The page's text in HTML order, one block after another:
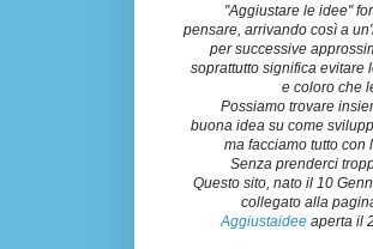
"Aggiustare le idee"
pensare, arrivando così a
per successive
soprattutto significa evitare
e coloro che
Possiamo trovare
buona idea su come
ma facciamo tutto con
Senza prenderci
Questo sito, nato il 10
collegato alla
Aggiustaidee aperta il